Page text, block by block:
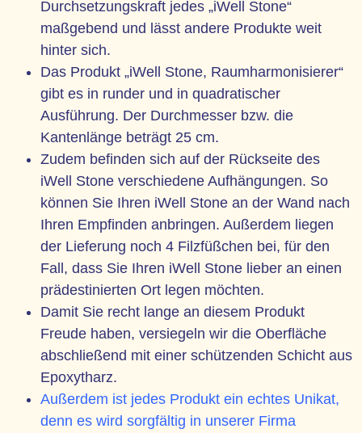
Durchsetzungskraft jedes „iWell Stone“
maßgebend und lässt andere Produkte weit
hinter sich.
Das Produkt „iWell Stone, Raumharmonisierer“
gibt es in runder und in quadratischer
Ausführung. Der Durchmesser bzw. die
Kantenlänge beträgt 25 cm.
Zudem befinden sich auf der Rückseite des
iWell Stone verschiedene Aufhängungen. So
können Sie Ihren iWell Stone an der Wand nach
Ihren Empfinden anbringen. Außerdem liegen
der Lieferung noch 4 Filzfüßchen bei, für den
Fall, dass Sie Ihren iWell Stone lieber an einen
prädestinierten Ort legen möchten.
Damit Sie recht lange an diesem Produkt
Freude haben, versiegeln wir die Oberfläche
abschließend mit einer schützenden Schicht aus
Epoxytharz.
Außerdem ist jedes Produkt ein echtes Unikat,
denn es wird sorgfältig in unserer Firma